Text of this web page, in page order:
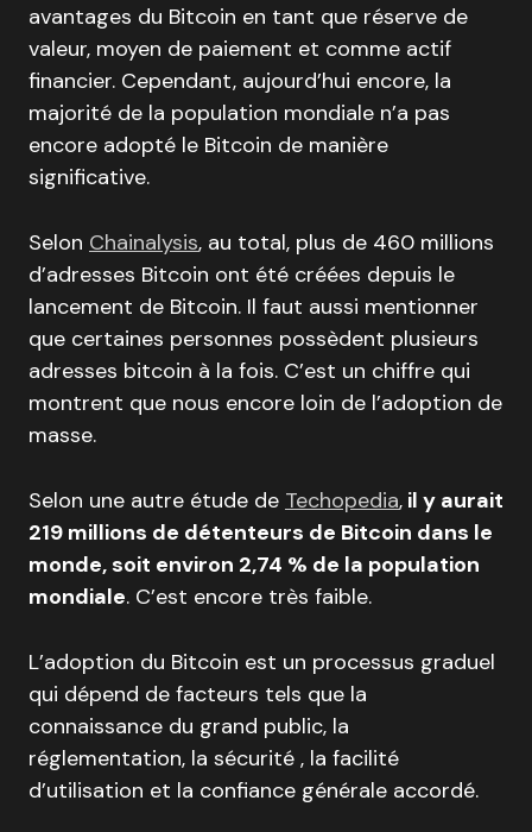
avantages du Bitcoin en tant que réserve de
valeur, moyen de paiement et comme actif
financier. Cependant, aujourd’hui encore, la
majorité de la population mondiale n’a pas
encore adopté le Bitcoin de manière
significative.
Selon Chainalysis, au total, plus de 460 millions
d’adresses Bitcoin ont été créées depuis le
lancement de Bitcoin. Il faut aussi mentionner
que certaines personnes possèdent plusieurs
adresses bitcoin à la fois. C’est un chiffre qui
montrent que nous encore loin de l’adoption de
masse.
Selon une autre étude de Techopedia, il y aurait
219 millions de détenteurs de Bitcoin dans le
monde, soit environ 2,74 % de la population
mondiale. C’est encore très faible.
L’adoption du Bitcoin est un processus graduel
qui dépend de facteurs tels que la
connaissance du grand public, la
réglementation, la sécurité , la facilité
d’utilisation et la confiance générale accordé.